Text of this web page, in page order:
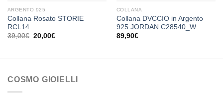
ARGENTO 925
Collana Rosato STORIE
RCL14
39,00€ Il
20,00€Il
COLLANA
Collana DVCCIO in Argento
925 JORDAN C28540_W
89,90€
COSMO GIOIELLI